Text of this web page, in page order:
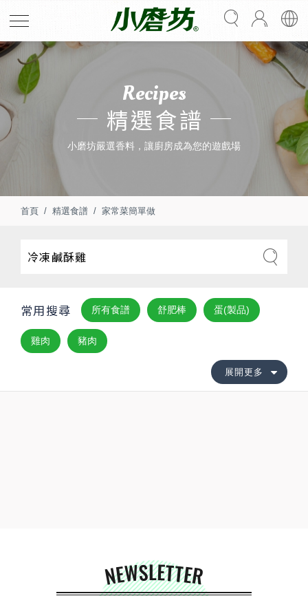
Recipes
精選食譜
小磨坊嚴選香料，讓廚房成為您的遊戲場
首頁 精選食譜 家常菜簡單做
常用搜尋 所有食譜 舒肥棒 蛋(製品)
雞肉 豬肉
展開更多
NEWSLETTER